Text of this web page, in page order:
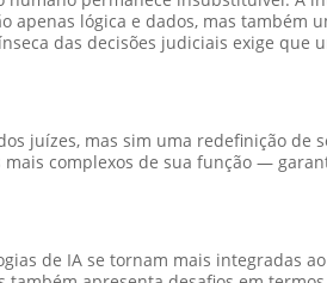
lógica e dados, mas também
das decisões judiciais exige
juízes, mas sim uma redefinição de
complexos de sua função —
de IA se tornam mais integradas